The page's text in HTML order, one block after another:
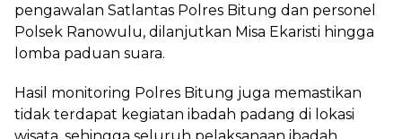
pengawalan Satlantas Polres Bitung dan personel
Polsek Ranowulu, dilanjutkan Misa Ekaristi hingga
lomba paduan suara.
Hasil monitoring Polres Bitung juga memastikan
tidak terdapat kegiatan ibadah padang di lokasi